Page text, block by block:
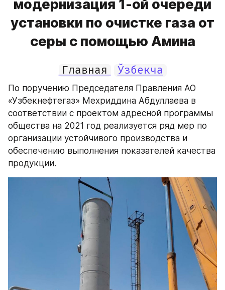
модернизация 1-ой очереди
установки по очистке газа от
серы с помощью Амина
Главная Ўзбекча
По поручению Председателя Правления АО
«Узбекнефтегаз» Мехриддина Абдуллаева в
соответствии с проектом адресной программы
общества на 2021 год реализуется ряд мер по
организации устойчивого производства и
обеспечению выполнения показателей качества
продукции.